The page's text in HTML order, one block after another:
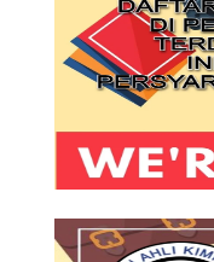
SYARAT